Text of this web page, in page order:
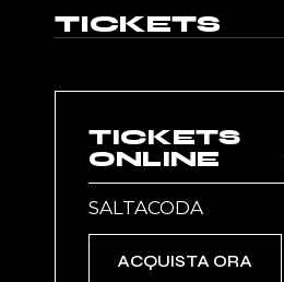
TICKETS
TICKETS
ONLINE
SALTACODA
ACQUISTA ORA